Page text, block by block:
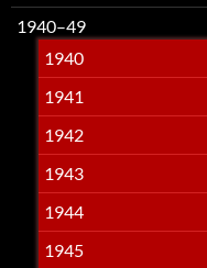
1940–49
1940
1941
1942
1943
1944
1945